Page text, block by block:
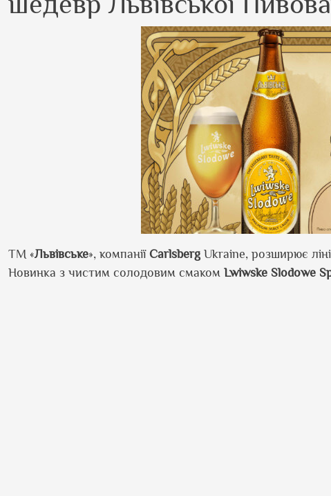
ТМ «Львівське», компанії Carlsberg Ukraine, розширює
Новинка з чистим солодовим смаком Lwiwske Slodowe